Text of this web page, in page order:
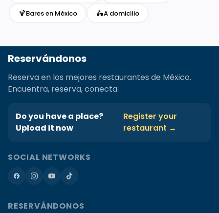
🍹Bares en México 🛵A domicilio
Reservándonos
Reserva en los mejores restaurantes de México.
Encuentra, reserva, conecta.
Do you have a place?
Upload it now
Register your
restaurant →
SOCIAL NETWORKS
RESERVÁNDONOS